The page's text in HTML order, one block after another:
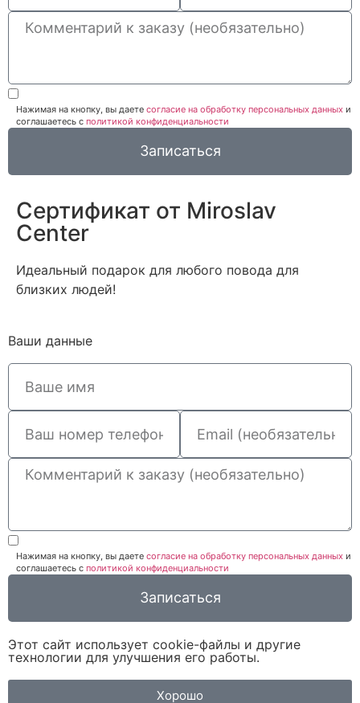
Нажимая на кнопку, вы даете согласие на обработку персональных данных и
соглашаетесь c политикой конфиденциальности
Записаться
Сертификат от Miroslav
Сenter
Идеальный подарок для любого повода для
близких людей!
Ваши данные
Нажимая на кнопку, вы даете согласие на обработку персональных данных и
соглашаетесь c политикой конфиденциальности
Записаться
Этот сайт использует cookie-файлы и другие
технологии для улучшения его работы.
Хорошо